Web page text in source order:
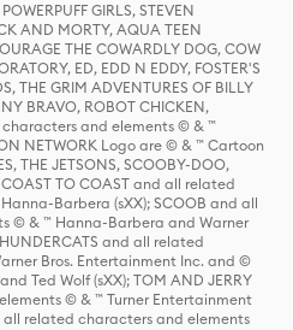
GIRLS, STEVEN
AND MORTY, AQUA TEEN
THE COWARDLY DOG, COW
ED, EDD N EDDY, FOSTER'S
THE GRIM ADVENTURES OF BILLY
BRAVO, ROBOT CHICKEN,
and elements © & ™
NETWORK Logo are © & ™ Cartoon
THE JETSONS, SCOOBY-DOO,
COAST TO COAST and all related
Barbera (sXX); SCOOB and all
© & ™ Hanna-Barbera and Warner
and all related
Bros. Entertainment Inc. and ©
Ted Wolf (sXX); TOM AND JERRY
© & ™ Turner Entertainment
all related characters and elements